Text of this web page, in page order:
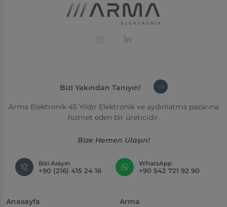
Bizi Yakından Tanıyın!
Arma Elektronik 45 Yıldır Elektronik ve aydınlatma pazarına
hizmet eden bir üreticidir.
Bize Hemen Ulaşın!
Bizi Arayın
+90 (216) 415 24 16
WhatsApp
+90 542 721 92 90
Anasayfa Arma